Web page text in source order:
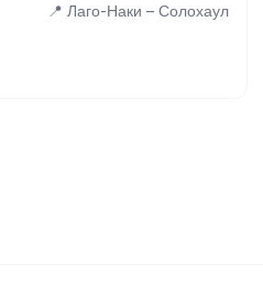
📍 Лаго-Наки – Солохаул